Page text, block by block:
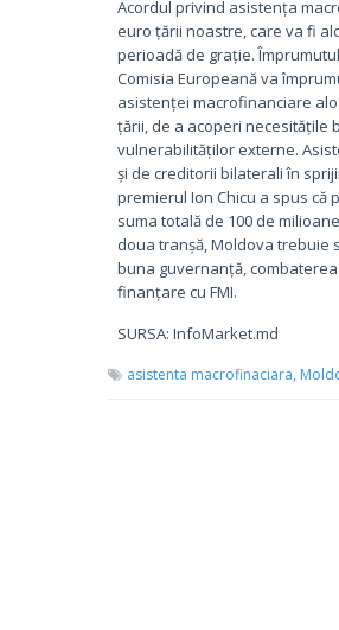
Acordul privind asistența
euro țării noastre, care va fi
perioadă de grație.
Comisia Europeană va
asistenței macrofinanciare
țării, de a acoperi necesitățile
vulnerabilităților externe.
și de creditorii bilaterali în
premierul Ion Chicu a spus că
suma totală de 100 de
doua tranșă, Moldova trebuie
buna guvernanță,
finanțare cu FMI.
SURSA: InfoMarket.md
asistenta macrofinaciara,